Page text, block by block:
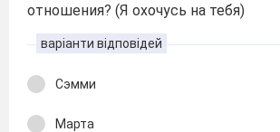
отношения? (Я охочусь на тебя)
варіанти відповідей
Сэмми
Марта